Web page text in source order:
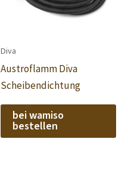
Diva
Austroflamm Diva
Scheibendichtung
bei wamiso
bestellen